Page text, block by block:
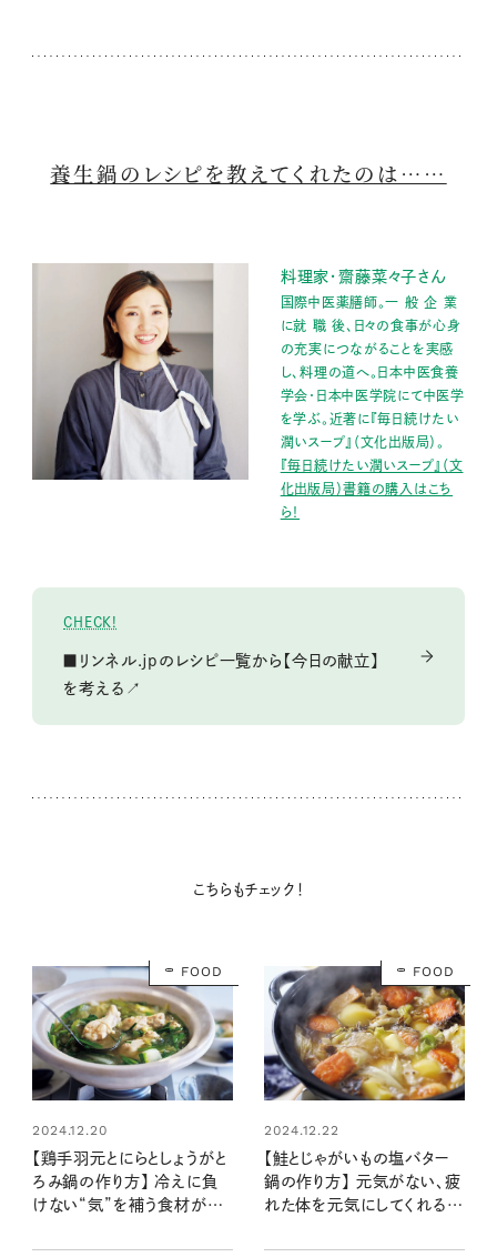
養生鍋のレシピを教えてくれたのは……
料理家・齋藤菜々子さん
国際中医薬膳師。一 般 企 業
に就 職 後、日々の食事が心身
の充実につながることを実感
し、料理の道へ。日本中医食養
学会・日本中医学院にて中医学
を学ぶ。近著に『毎日続けたい
潤いスープ』（文化出版局）。
『毎日続けたい潤いスープ』（文
化出版局）書籍の購入はこち
ら！
CHECK!
■リンネル.jpのレシピ一覧から【今日の献立】
を考える↗
こちらもチェック！
FOOD
2024.12.20
【鶏手羽元とにらとしょうがと
ろみ鍋の作り方】 冷えに負
けない“気”を補う食材がた
ん
FOOD
2024.12.22
【鮭とじゃがいもの塩バター
鍋の作り方】 元気がない、疲
れた体を元気にしてくれる食
菜々子さん